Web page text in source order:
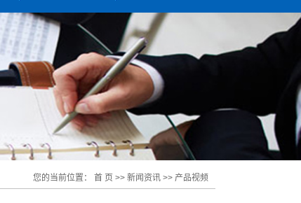
您的当前位置： 首 页 >> 新闻资讯 >> 产品视频